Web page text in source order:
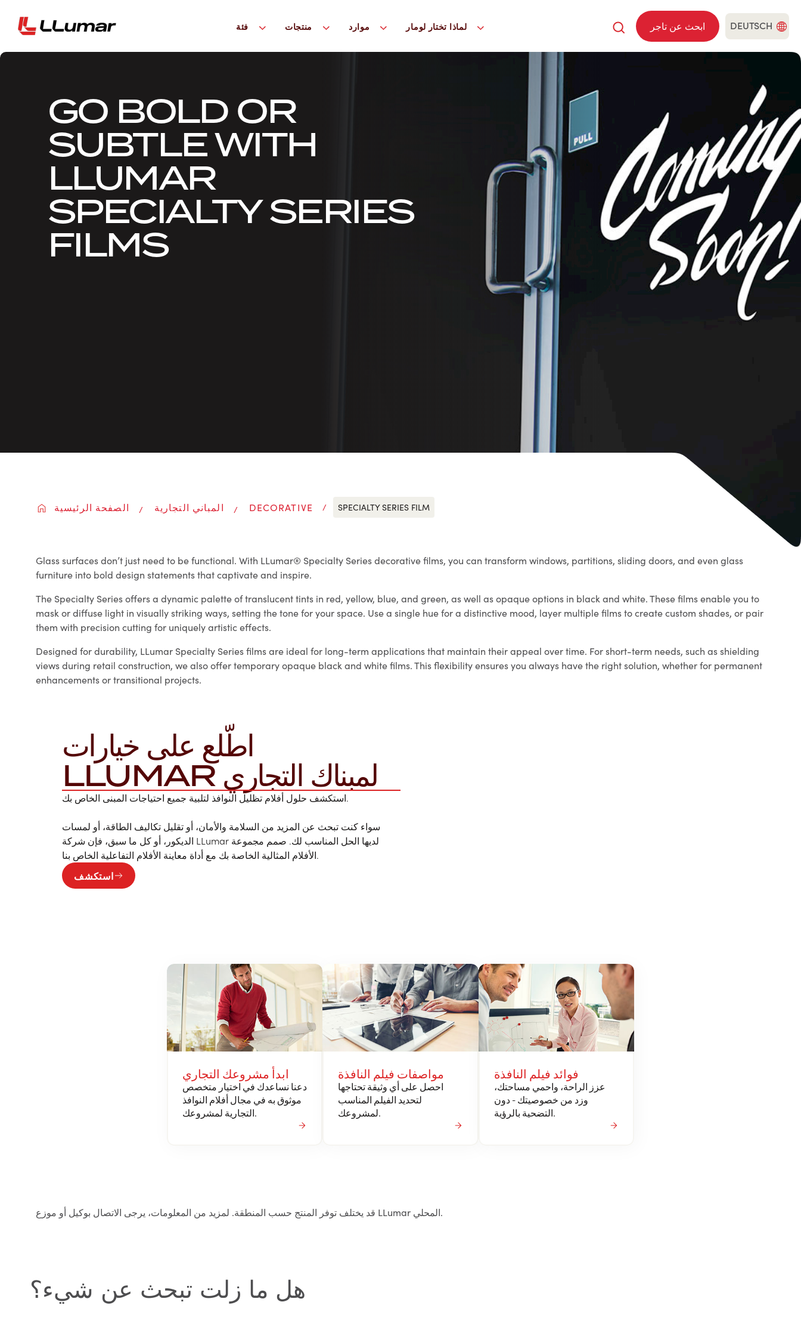
ابحث عن تاجر DEUTSCH
GO BOLD OR
SUBTLE WITH
LLUMAR
SPECIALTY SERIES
FILMS
الصفحة الرئيسية المباني التجارية DECORATIVE SPECIALTY SERIES FILM
Glass surfaces don’t just need to be functional. With LLumar® Specialty Series decorative films, you can transform windows, partitions, sliding doors, and even glass
furniture into bold design statements that captivate and inspire.
The Specialty Series offers a dynamic palette of translucent tints in red, yellow, blue, and green, as well as opaque options in black and white. These films enable you to
mask or diffuse light in visually striking ways, setting the tone for your space. Use a single hue for a distinctive mood, layer multiple films to create custom shades, or pair
them with precision cutting for uniquely artistic effects.
Designed for durability, LLumar Specialty Series films are ideal for long-term applications that maintain their appeal over time. For short-term needs, such as shielding
views during retail construction, we also offer temporary opaque black and white films. This flexibility ensures you always have the right solution, whether for permanent
enhancements or transitional projects.
اطّلع على خيارات
LLUMAR لمبناك التجاري
استكشف حلول أفلام تظليل النوافذ لتلبية جميع احتياجات المبنى الخاص بك.
سواء كنت تبحث عن المزيد من السلامة والأمان، أو تقليل تكاليف الطاقة، أو لمسات
الديكور، أو كل ما سبق، فإن شركة LLumar لديها الحل المناسب لك. صمم مجموعة
الأفلام المثالية الخاصة بك مع أداة معاينة الأفلام التفاعلية الخاص بنا.
استكشف
ابدأ مشروعك التجاري
دعنا نساعدك في اختيار متخصص
موثوق به في مجال أفلام النوافذ
التجارية لمشروعك.
مواصفات فيلم النافذة
احصل على أي وثيقة تحتاجها
لتحديد الفيلم المناسب
لمشروعك.
فوائد فيلم النافذة
عزز الراحة، واحمي مساحتك،
وزد من خصوصيتك - دون
التضحية بالرؤية.
قد يختلف توفر المنتج حسب المنطقة. لمزيد من المعلومات، يرجى الاتصال بوكيل أو موزع LLumar المحلي.
هل ما زلت تبحث عن شيء؟